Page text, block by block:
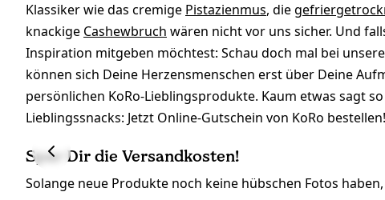
Klassiker wie das cremige Pistazienmus, die
knackige Cashewbruch wären nicht vor uns sicher. Und
Inspiration mitgeben möchtest: Schau doch mal bei
können sich Deine Herzensmenschen erst über Deine
persönlichen KoRo-Lieblingsprodukte. Kaum etwas sagt
Lieblingssnacks: Jetzt Online-Gutschein von KoRo bestellen!
Spar Dir die Versandkosten!
Solange neue Produkte noch keine hübschen Fotos